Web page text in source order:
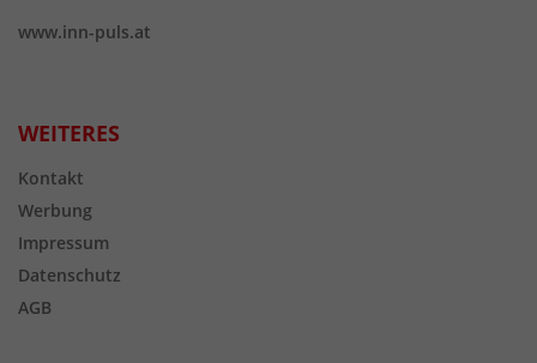
www.inn-puls.at
WEITERES
Kontakt
Werbung
Impressum
Datenschutz
AGB